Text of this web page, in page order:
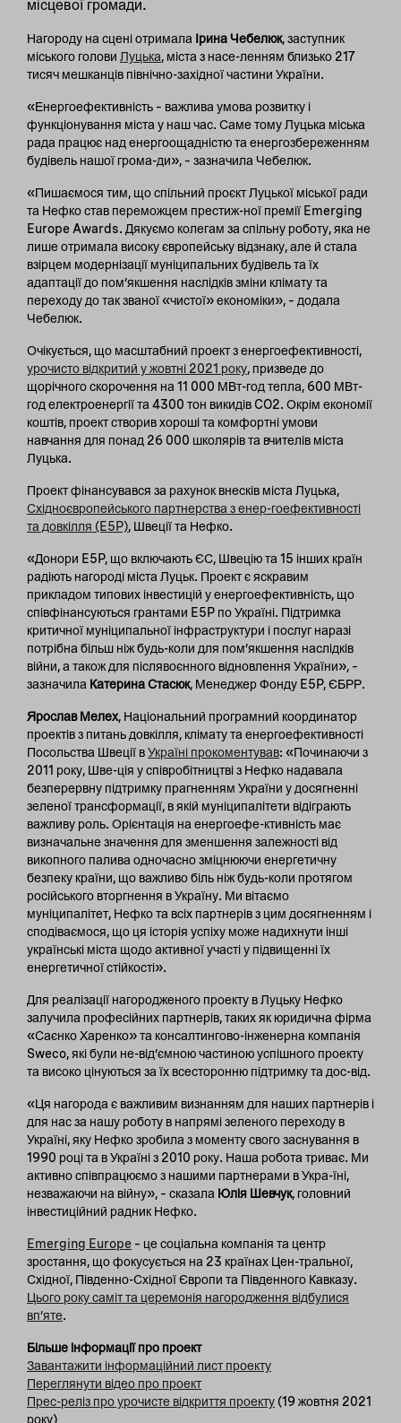
місцевої громади.
Нагороду на сцені отримала Ірина Чебелюк, заступник
міського голови Луцька, міста з насе-ленням близько 217
тисяч мешканців північно-західної частини України.
«Енергоефективність – важлива умова розвитку і
функціонування міста у наш час. Саме тому Луцька міська
рада працює над енергоощадністю та енергозбереженням
будівель нашої грома-ди», – зазначила Чебелюк.
«Пишаємося тим, що спільний проєкт Луцької міської ради
та Нефко став переможцем престиж-ної премії Emerging
Europe Awards. Дякуємо колегам за спільну роботу, яка не
лише отримала високу європейську відзнаку, але й стала
взірцем модернізації муніципальних будівель та їх
адаптації до пом’якшення наслідків зміни клімату та
переходу до так званої «чистої» економіки», – додала
Чебелюк.
Очікується, що масштабний проект з енергоефективності,
урочисто відкритий у жовтні 2021 року, призведе до
щорічного скорочення на 11 000 МВт-год тепла, 600 МВт-
год електроенергії та 4300 тон викидів CO2. Окрім економії
коштів, проект створив хороші та комфортні умови
навчання для понад 26 000 школярів та вчителів міста
Луцька.
Проект фінансувався за рахунок внесків міста Луцька,
Східноєвропейського партнерства з енер-гоефективності
та довкілля (E5P), Швеції та Нефко.
«Донори E5P, що включають ЄС, Швецію та 15 інших країн
радіють нагороді міста Луцьк. Проект є яскравим
прикладом типових інвестицій у енергоефективність, що
співфінансуються грантами E5P по Україні. Підтримка
критичної муніципальної інфраструктури і послуг наразі
потрібна більш ніж будь-коли для пом’якшення наслідків
війни, а також для післявоєнного відновлення України», –
зазначила Катерина Стасюк, Менеджер Фонду E5P, ЄБРР.
Ярослав Мелех, Національний програмний координатор
проектів з питань довкілля, клімату та енергоефективності
Посольства Швеції вУкраїні прокоментував: «Починаючи з
2011 року, Шве-ція у співробітництві з Нефко надавала
безперервну підтримку прагненням України у досягненні
зеленої трансформації, в якій муніципалітети відіграють
важливу роль. Орієнтація на енергоефе-ктивність має
визначальне значення для зменшення залежності від
викопного палива одночасно зміцнюючи енергетичну
безпеку країни, що важливо біль ніж будь-коли протягом
російського вторгнення в Україну. Ми вітаємо
муніципалітет, Нефко та всіх партнерів з цим досягненням і
сподіваємося, що ця історія успіху може надихнути інші
українські міста щодо активної участі у підвищенні їх
енергетичної стійкості».
Для реалізації нагородженого проекту в Луцьку Нефко
залучила професійних партнерів, таких як юридична фірма
«Саєнко Харенко» та консалтингово-інженерна компанія
Sweco, які були не-від’ємною частиною успішного проекту
та високо цінуються за їх всесторонню підтримку та дос-від.
«Ця нагорода є важливим визнанням для наших партнерів і
для нас за нашу роботу в напрямі зеленого переходу в
Україні, яку Нефко зробила з моменту свого заснування в
1990 році та в Україні з 2010 року. Наша робота триває. Ми
активно співпрацюємо з нашими партнерами в Укра-їні,
незважаючи на війну», – сказала Юлія Шевчук, головний
інвестиційний радник Нефко.
Emerging Europe – це соціальна компанія та центр
зростання, що фокусується на 23 країнах Цен-тральної,
Східної, Південно-Східної Європи та Південного Кавказу.
Цього року саміт та церемонія нагородження відбулися
вп’яте.
Більше інформації про проект
Завантажити інформаційний лист проекту
Переглянути відео про проект
Прес-реліз про урочисте відкриття проекту(19 жовтня 2021
року)